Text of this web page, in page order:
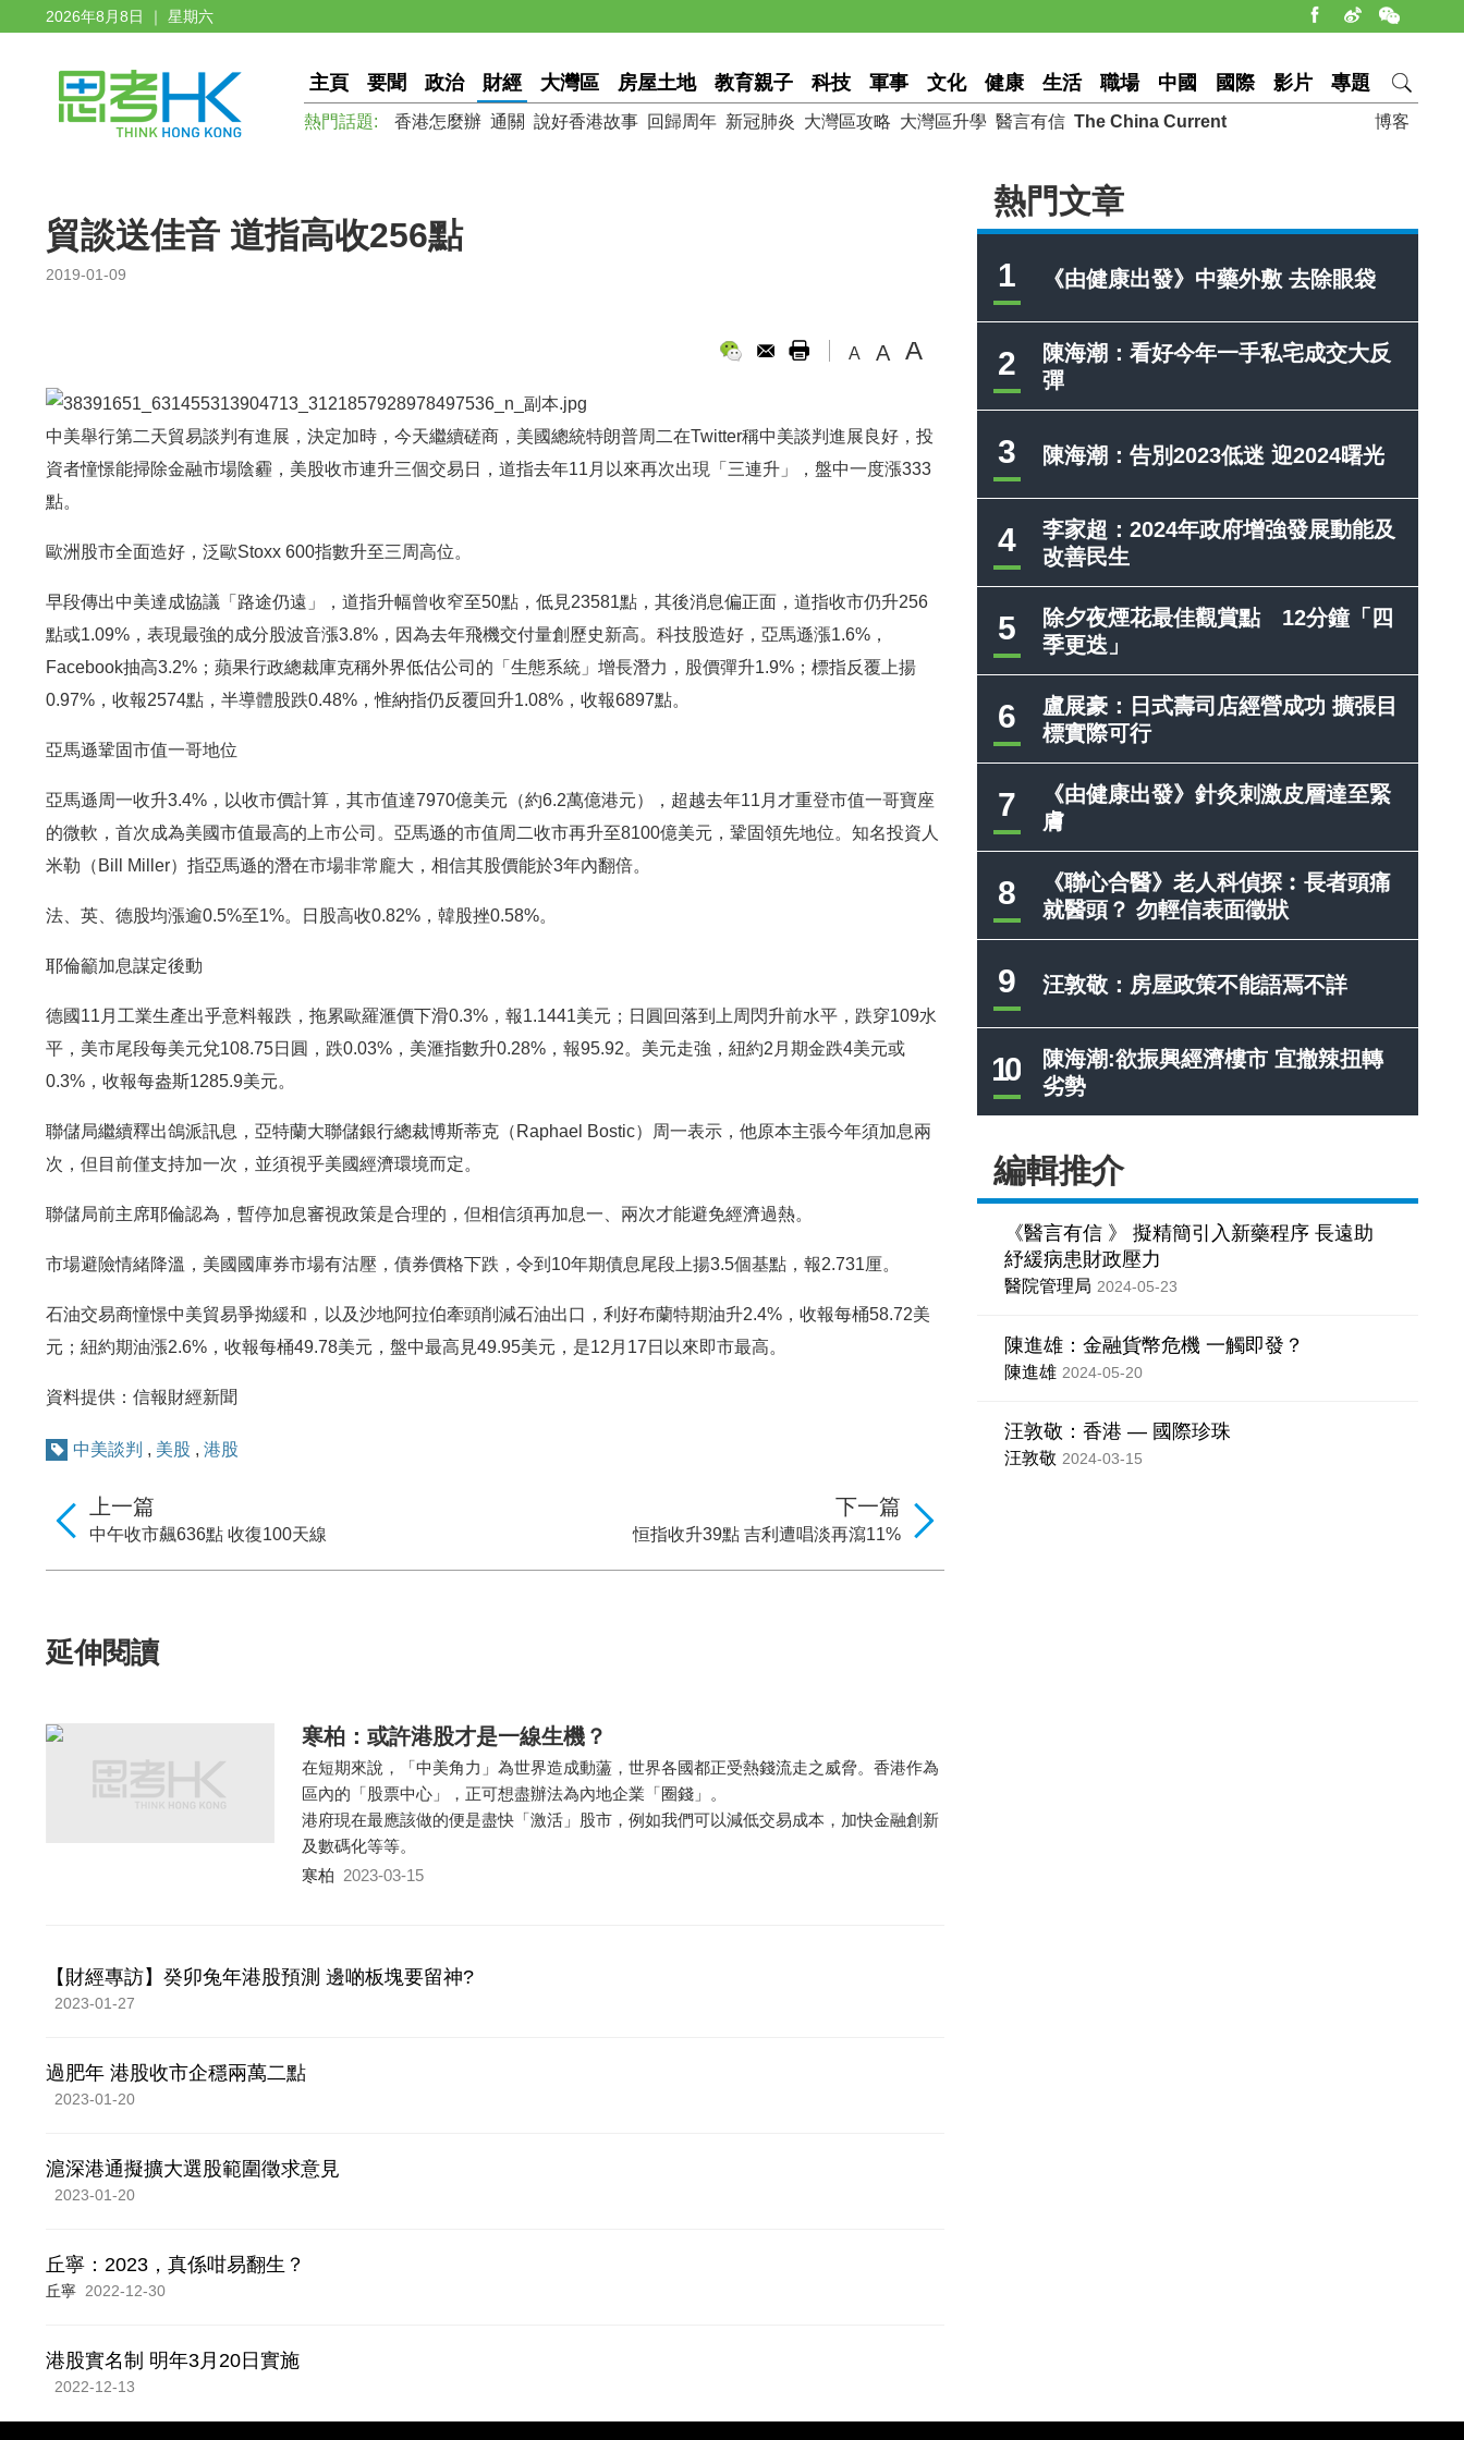
2026年8月8日 ｜ 星期六
主頁 要聞 政治 財經 大灣區 房屋土地 教育親子 科技 軍事 文化 健康 生活 職場 中國 國際 影片 專題
博客
熱門話題: 香港怎麼辦 通關 說好香港故事 回歸周年 新冠肺炎 大灣區攻略 大灣區升學 醫言有信 The China Current
熱門文章
1 《由健康出發》中藥外敷 去除眼袋
2
陳海潮：看好今年一手私宅成交大反
彈
3 陳海潮：告別2023低迷 迎2024曙光
4
李家超：2024年政府增強發展動能及
改善民生
5
除夕夜煙花最佳觀賞點 12分鐘「四
季更迭」
6
盧展豪：日式壽司店經營成功 擴張目
標實際可行
7
《由健康出發》針灸刺激皮層達至緊
膚
8
《聯心合醫》老人科偵探︰長者頭痛
就醫頭？ 勿輕信表面徵狀
9 汪敦敬：房屋政策不能語焉不詳
10
陳海潮:欲振興經濟樓市 宜撤辣扭轉
劣勢
編輯推介
《醫言有信 》 擬精簡引入新藥程序 長遠助
紓緩病患財政壓力
醫院管理局 2024-05-23
陳進雄：金融貨幣危機 一觸即發？
陳進雄 2024-05-20
汪敦敬：香港 — 國際珍珠
汪敦敬 2024-03-15
貿談送佳音 道指高收256點
2019-01-09
A A A
中美舉行第二天貿易談判有進展，決定加時，今天繼續磋商，美國總統特朗普周二在Twitter稱中美談判進展良好，投
資者憧憬能掃除金融市場陰霾，美股收市連升三個交易日，道指去年11月以來再次出現「三連升」，盤中一度漲333
點。
歐洲股市全面造好，泛歐Stoxx 600指數升至三周高位。
早段傳出中美達成協議「路途仍遠」，道指升幅曾收窄至50點，低見23581點，其後消息偏正面，道指收市仍升256
點或1.09%，表現最強的成分股波音漲3.8%，因為去年飛機交付量創歷史新高。科技股造好，亞馬遜漲1.6%，
Facebook抽高3.2%；蘋果行政總裁庫克稱外界低估公司的「生態系統」增長潛力，股價彈升1.9%；標指反覆上揚
0.97%，收報2574點，半導體股跌0.48%，惟納指仍反覆回升1.08%，收報6897點。
亞馬遜鞏固市值一哥地位
亞馬遜周一收升3.4%，以收市價計算，其市值達7970億美元（約6.2萬億港元），超越去年11月才重登市值一哥寶座
的微軟，首次成為美國市值最高的上市公司。亞馬遜的市值周二收市再升至8100億美元，鞏固領先地位。知名投資人
米勒（Bill Miller）指亞馬遜的潛在市場非常龐大，相信其股價能於3年內翻倍。
法、英、德股均漲逾0.5%至1%。日股高收0.82%，韓股挫0.58%。
耶倫籲加息謀定後動
德國11月工業生產出乎意料報跌，拖累歐羅滙價下滑0.3%，報1.1441美元；日圓回落到上周閃升前水平，跌穿109水
平，美市尾段每美元兌108.75日圓，跌0.03%，美滙指數升0.28%，報95.92。美元走強，紐約2月期金跌4美元或
0.3%，收報每盎斯1285.9美元。
聯儲局繼續釋出鴿派訊息，亞特蘭大聯儲銀行總裁博斯蒂克（Raphael Bostic）周一表示，他原本主張今年須加息兩
次，但目前僅支持加一次，並須視乎美國經濟環境而定。
聯儲局前主席耶倫認為，暫停加息審視政策是合理的，但相信須再加息一、兩次才能避免經濟過熱。
市場避險情緒降溫，美國國庫券市場有沽壓，債券價格下跌，令到10年期債息尾段上揚3.5個基點，報2.731厘。
石油交易商憧憬中美貿易爭拗緩和，以及沙地阿拉伯牽頭削減石油出口，利好布蘭特期油升2.4%，收報每桶58.72美
元；紐約期油漲2.6%，收報每桶49.78美元，盤中最高見49.95美元，是12月17日以來即市最高。
資料提供：信報財經新聞
中美談判 , 美股 , 港股
下一篇
恒指收升39點 吉利遭唱淡再瀉11%
上一篇
中午收市飆636點 收復100天線
延伸閱讀
寒柏：或許港股才是一線生機？
在短期來說，「中美角力」為世界造成動蘯，世界各國都正受熱錢流走之威脅。香港作為
區內的「股票中心」，正可想盡辦法為內地企業「圈錢」。
港府現在最應該做的便是盡快「激活」股市，例如我們可以減低交易成本，加快金融創新
及數碼化等等。
寒柏 2023-03-15
【財經專訪】癸卯兔年港股預測 邊啲板塊要留神?
2023-01-27
過肥年 港股收市企穩兩萬二點
2023-01-20
滬深港通擬擴大選股範圍徵求意見
2023-01-20
丘寧：2023，真係咁易翻生？
丘寧 2022-12-30
港股實名制 明年3月20日實施
2022-12-13